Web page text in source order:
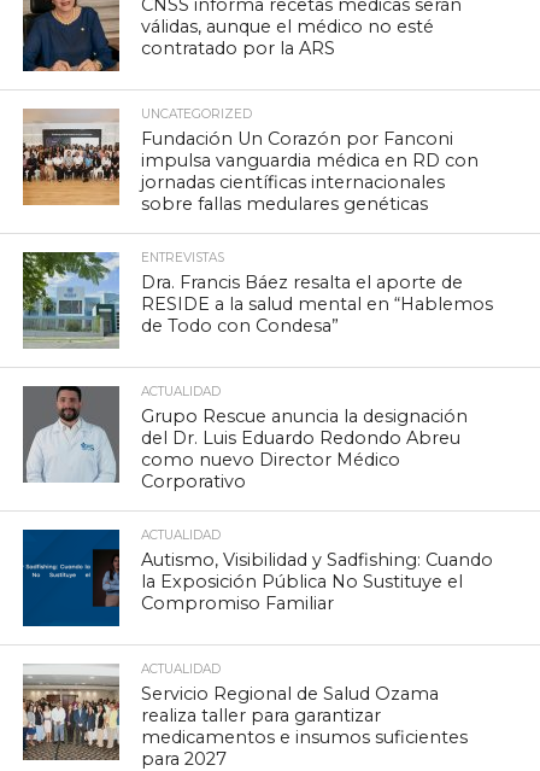
CNSS informa recetas médicas serán
válidas, aunque el médico no esté
contratado por la ARS
UNCATEGORIZED
Fundación Un Corazón por Fanconi
impulsa vanguardia médica en RD con
jornadas científicas internacionales
sobre fallas medulares genéticas
ENTREVISTAS
Dra. Francis Báez resalta el aporte de
RESIDE a la salud mental en “Hablemos
de Todo con Condesa”
ACTUALIDAD
Grupo Rescue anuncia la designación
del Dr. Luis Eduardo Redondo Abreu
como nuevo Director Médico
Corporativo
ACTUALIDAD
Autismo, Visibilidad y Sadfishing: Cuando
la Exposición Pública No Sustituye el
Compromiso Familiar
ACTUALIDAD
Servicio Regional de Salud Ozama
realiza taller para garantizar
medicamentos e insumos suficientes
para 2027